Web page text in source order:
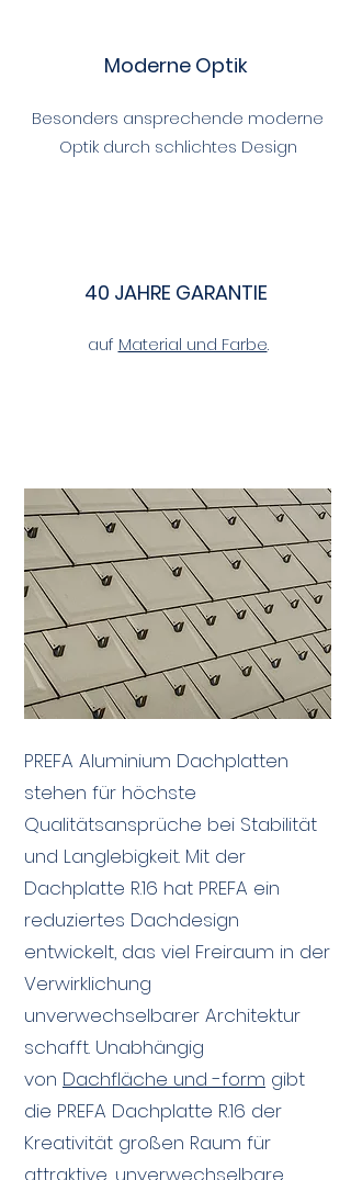
Moderne Optik
Besonders ansprechende moderne
Optik durch schlichtes Design
40 JAHRE GARANTIE
auf Material und Farbe.
PREFA Aluminium Dachplatten
stehen für höchste
Qualitätsansprüche bei Stabilität
und Langlebigkeit. Mit der
Dachplatte R.16 hat PREFA ein
reduziertes Dachdesign
entwickelt, das viel Freiraum in der
Verwirklichung
unverwechselbarer Architektur
schafft. Unabhängig
von Dachfläche und -form gibt
die PREFA Dachplatte R.16 der
Kreativität großen Raum für
attraktive, unverwechselbare